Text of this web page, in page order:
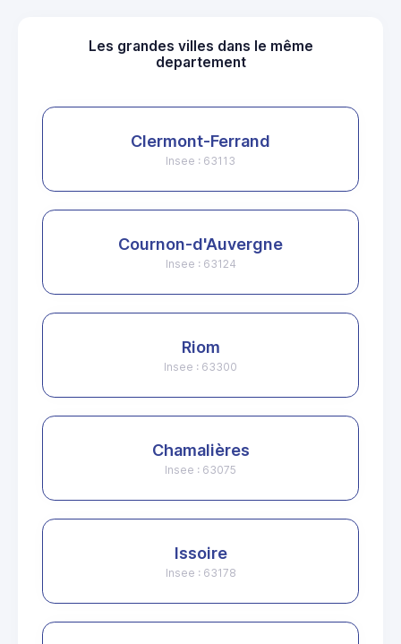
Les grandes villes dans le même
departement
Clermont-Ferrand
Insee : 63113
Cournon-d'Auvergne
Insee : 63124
Riom
Insee : 63300
Chamalières
Insee : 63075
Issoire
Insee : 63178